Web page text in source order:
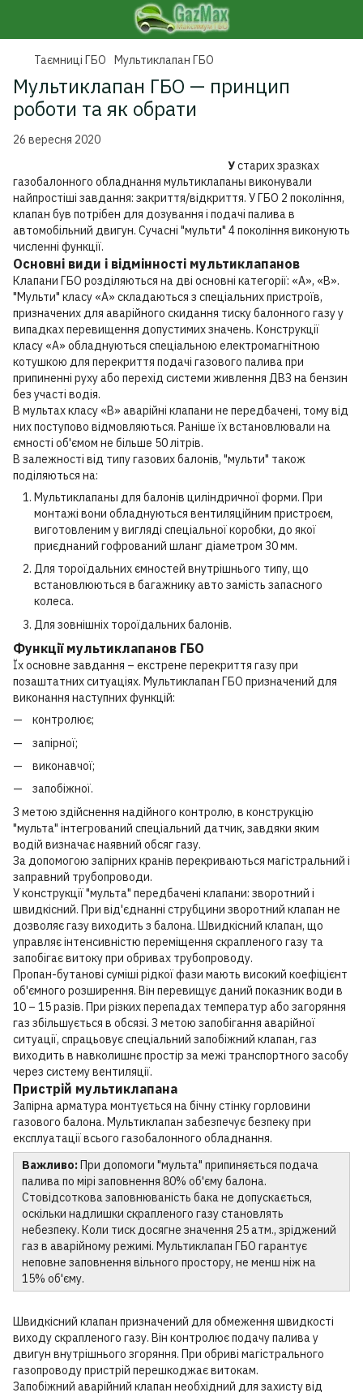
Таємниці ГБО Мультиклапан ГБО
Мультиклапан ГБО — принцип
роботи та як обрати
26 вересня 2020
Устарих зразках
газобалонного обладнання мультиклапаны виконували
найпростіші завдання: закриття/відкриття. У ГБО 2 покоління,
клапан був потрібен для дозування і подачі палива в
автомобільний двигун. Сучасні "мульти" 4 покоління виконують
численні функції.
Основні види і відмінності мультиклапанов
Клапани ГБО розділяються на дві основні категорії: «А», «В».
"Мульти" класу «А» складаються з спеціальних пристроїв,
призначених для аварійного скидання тиску балонного газу у
випадках перевищення допустимих значень. Конструкції
класу «А» обладнуються спеціальною електромагнітною
котушкою для перекриття подачі газового палива при
припиненні руху або перехід системи живлення ДВЗ на бензин
без участі водія.
В мультах класу «В» аварійні клапани не передбачені, тому від
них поступово відмовляються. Раніше їх встановлювали на
ємності об'ємом не більше 50 літрів.
В залежності від типу газових балонів, "мульти" також
поділяються на:
Мультиклапаны для балонів циліндричної форми. При
монтажі вони обладнуються вентиляційним пристроєм,
виготовленим у вигляді спеціальної коробки, до якої
приєднаний гофрований шланг діаметром 30 мм.
Для тороїдальних ємностей внутрішнього типу, що
встановлюються в багажнику авто замість запасного
колеса.
Для зовнішніх тороїдальних балонів.
Функції мультиклапанов ГБО
Їх основне завдання – екстрене перекриття газу при
позаштатних ситуаціях. Мультиклапан ГБО призначений для
виконання наступних функцій:
контролює;
запірної;
виконавчої;
запобіжної.
З метою здійснення надійного контролю, в конструкцію
"мульта" інтегрований спеціальний датчик, завдяки яким
водій визначає наявний обсяг газу.
За допомогою запірних кранів перекриваються магістральний і
заправний трубопроводи.
У конструкції "мульта" передбачені клапани: зворотний і
швидкісний. При від'єднанні струбцини зворотний клапан не
дозволяє газу виходить з балона. Швидкісний клапан, що
управляє інтенсивністю переміщення скрапленого газу та
запобігає витоку при обривах трубопроводу.
Пропан-бутанові суміші рідкої фази мають високий коефіцієнт
об'ємного розширення. Він перевищує даний показник води в
10 – 15 разів. При різких перепадах температур або загоряння
газ збільшується в обсязі. З метою запобігання аварійної
ситуації, спрацьовує спеціальний запобіжний клапан, газ
виходить в навколишнє простір за межі транспортного засобу
через систему вентиляції.
Пристрій мультиклапана
Запірна арматура монтується на бічну стінку горловини
газового балона. Мультиклапан забезпечує безпеку при
експлуатації всього газобалонного обладнання.
Важливо:При допомоги "мульта" припиняється подача
палива по мірі заповнення 80% об'єму балона.
Стовідсоткова заповнюваність бака не допускається,
оскільки надлишки скрапленого газу становлять
небезпеку. Коли тиск досягне значення 25 атм., зріджений
газ в аварійному режимі. Мультиклапан ГБО гарантує
неповне заповнення вільного простору, не менш ніж на
15% об'єму.
Швидкісний клапан призначений для обмеження швидкості
виходу скрапленого газу. Він контролює подачу палива у
двигун внутрішнього згоряння. При обриві магістрального
газопроводу пристрій перешкоджає витокам.
Запобіжний аварійний клапан необхідний для захисту від